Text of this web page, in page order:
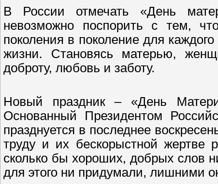
В России отмечать «День
невозможно поспорить с тем,
поколения в поколение для
жизни. Становясь матерью,
доброту, любовь и заботу.
Новый праздник – «День
Основанный Президентом
празднуется в последнее
труду и их бескорыстной жертве
сколько бы хороших, добрых слов
для этого ни придумали, лишними